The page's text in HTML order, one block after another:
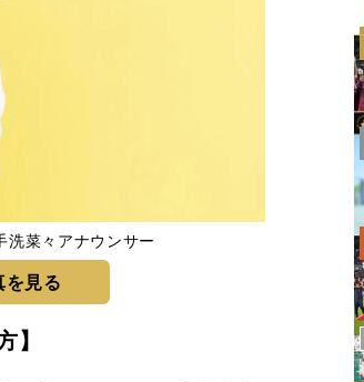
菜々アナウンサー
を見る
】